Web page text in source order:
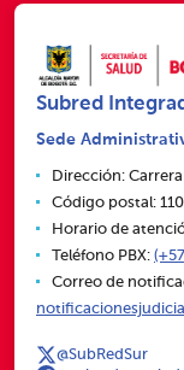
Subred
Sede
Dirección:
Código postal:
Horario de
Teléfono PBX:
Correo de
@SubRedSur